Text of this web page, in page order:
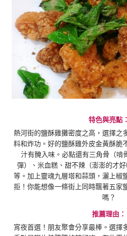
特色與亮點：
熱河街的鹽酥雞攤密度之高，選擇之
料和炸功。好的鹽酥雞外皮金黃酥脆
汁有醃入味。必點還有三角骨（啃
彈）、米血糕、甜不辣（澎澎的才
等。加上靈魂九層塔和蒜頭，灑上椒
拒！你能想像一條街上同時飄著五家
嗎？
推薦理由：
宵夜首選！朋友聚會分享最棒。選擇